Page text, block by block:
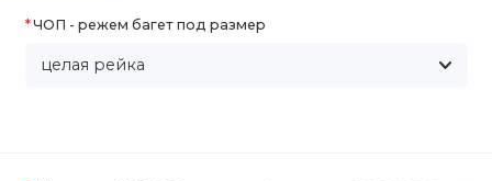
ЧОП - режем багет под размер